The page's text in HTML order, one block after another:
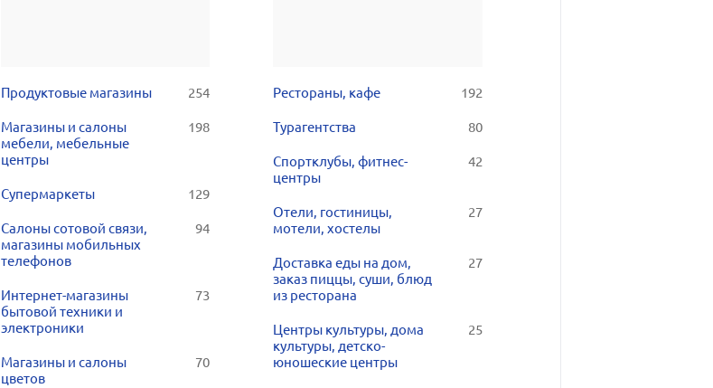
Продуктовые магазины 254
Магазины и салоны
мебели, мебельные
центры
198
Супермаркеты 129
Салоны сотовой связи,
магазины мобильных
телефонов
94
Интернет-магазины
бытовой техники и
электроники
73
Магазины и салоны
цветов
70
Рестораны, кафе 192
Турагентства 80
Спортклубы, фитнес-
центры
42
Отели, гостиницы,
мотели, хостелы
27
Доставка еды на дом,
заказ пиццы, суши, блюд
из ресторана
27
Центры культуры, дома
культуры, детско-
юношеские центры
25